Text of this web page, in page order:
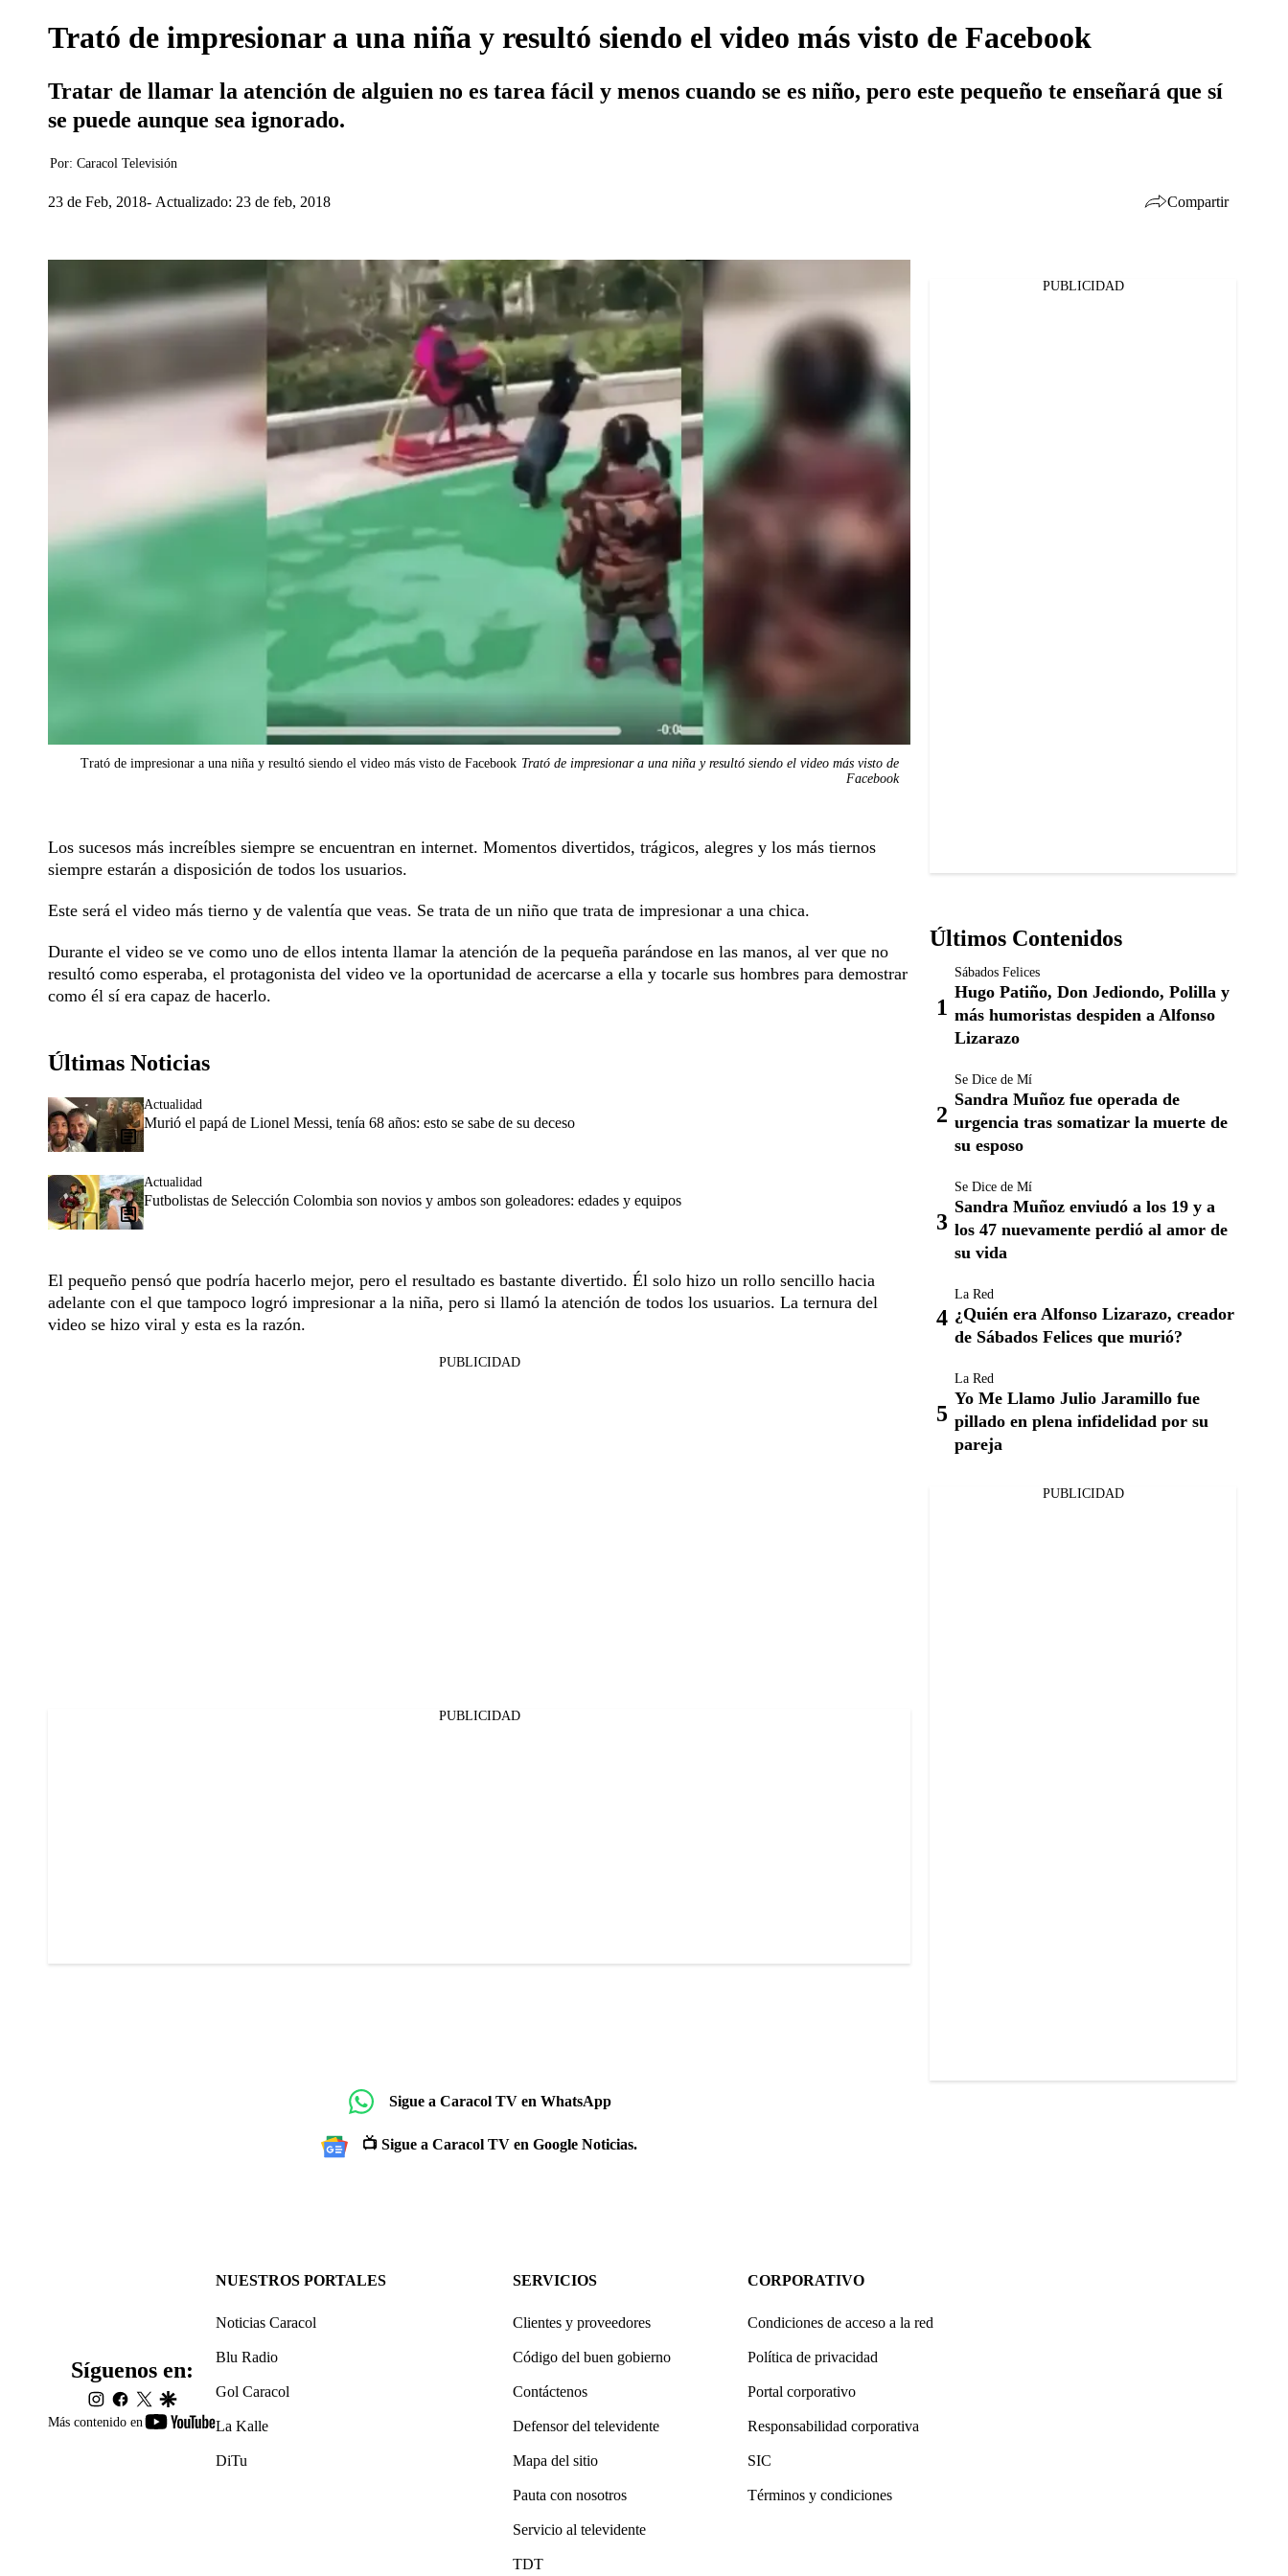
Trató de impresionar a una niña y resultó siendo el video más visto de Facebook
Tratar de llamar la atención de alguien no es tarea fácil y menos cuando se es niño, pero este pequeño te enseñará que sí
se puede aunque sea ignorado.
Por: Caracol Televisión
23 de Feb, 2018 Actualizado: 23 de feb, 2018 Compartir
Trató de impresionar a una niña y resultó siendo el video más visto de Facebook Trató de impresionar a una niña y resultó siendo el video más visto de
Facebook
Los sucesos más increíbles siempre se encuentran en internet. Momentos divertidos, trágicos, alegres y los más tiernos
siempre estarán a disposición de todos los usuarios.
Este será el video más tierno y de valentía que veas. Se trata de un niño que trata de impresionar a una chica.
Durante el video se ve como uno de ellos intenta llamar la atención de la pequeña parándose en las manos, al ver que no
resultó como esperaba, el protagonista del video ve la oportunidad de acercarse a ella y tocarle sus hombres para demostrar
como él sí era capaz de hacerlo.
Últimas Noticias
Actualidad
Murió el papá de Lionel Messi, tenía 68 años: esto se sabe de su deceso
Actualidad
Futbolistas de Selección Colombia son novios y ambos son goleadores: edades y equipos
El pequeño pensó que podría hacerlo mejor, pero el resultado es bastante divertido. Él solo hizo un rollo sencillo hacia
adelante con el que tampoco logró impresionar a la niña, pero si llamó la atención de todos los usuarios. La ternura del
video se hizo viral y esta es la razón.
PUBLICIDAD
PUBLICIDAD
Sigue a Caracol TV en WhatsApp
📺 Sigue a Caracol TV en Google Noticias.
PUBLICIDAD
Últimos Contenidos
Sábados Felices
Hugo Patiño, Don Jediondo, Polilla y
más humoristas despiden a Alfonso
Lizarazo
Se Dice de Mí
Sandra Muñoz fue operada de
urgencia tras somatizar la muerte de
su esposo
Se Dice de Mí
Sandra Muñoz enviudó a los 19 y a
los 47 nuevamente perdió al amor de
su vida
La Red
¿Quién era Alfonso Lizarazo, creador
de Sábados Felices que murió?
La Red
Yo Me Llamo Julio Jaramillo fue
pillado en plena infidelidad por su
pareja
PUBLICIDAD
Más contenido en
youtube-
Síguenos en:
instagram
facebook
twittergoogle
NUESTROS PORTALES
Noticias Caracol
Blu Radio
Gol Caracol
La Kalle
DiTu
SERVICIOS
Clientes y proveedores
Código del buen gobierno
Contáctenos
Defensor del televidente
Mapa del sitio
Pauta con nosotros
Servicio al televidente
TDT
CORPORATIVO
Condiciones de acceso a la red
Política de privacidad
Portal corporativo
Responsabilidad corporativa
SIC
Términos y condiciones